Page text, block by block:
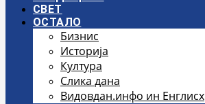
СВЕТ
ОСТАЛО
Бизнис
Историја
Култура
Слика дана
Видовдан.инфо ин Енглисх